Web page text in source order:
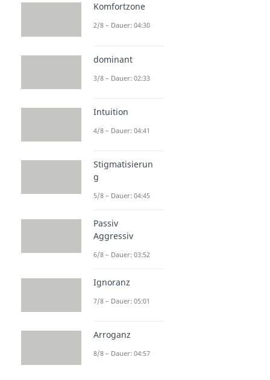
Komfortzone
2/8 – Dauer: 04:30
dominant
3/8 – Dauer: 02:33
Intuition
4/8 – Dauer: 04:41
Stigmatisierun
g
5/8 – Dauer: 04:45
Passiv
Aggressiv
6/8 – Dauer: 03:52
Ignoranz
7/8 – Dauer: 05:01
Arroganz
8/8 – Dauer: 04:57